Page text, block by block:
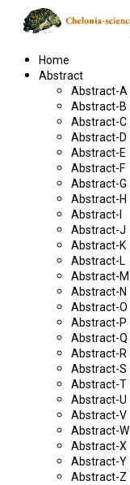
Home
Abstract
Abstract-A
Abstract-B
Abstract-C
Abstract-D
Abstract-E
Abstract-F
Abstract-G
Abstract-H
Abstract-I
Abstract-J
Abstract-K
Abstract-L
Abstract-M
Abstract-N
Abstract-O
Abstract-P
Abstract-Q
Abstract-R
Abstract-S
Abstract-T
Abstract-U
Abstract-V
Abstract-W
Abstract-X
Abstract-Y
Abstract-Z